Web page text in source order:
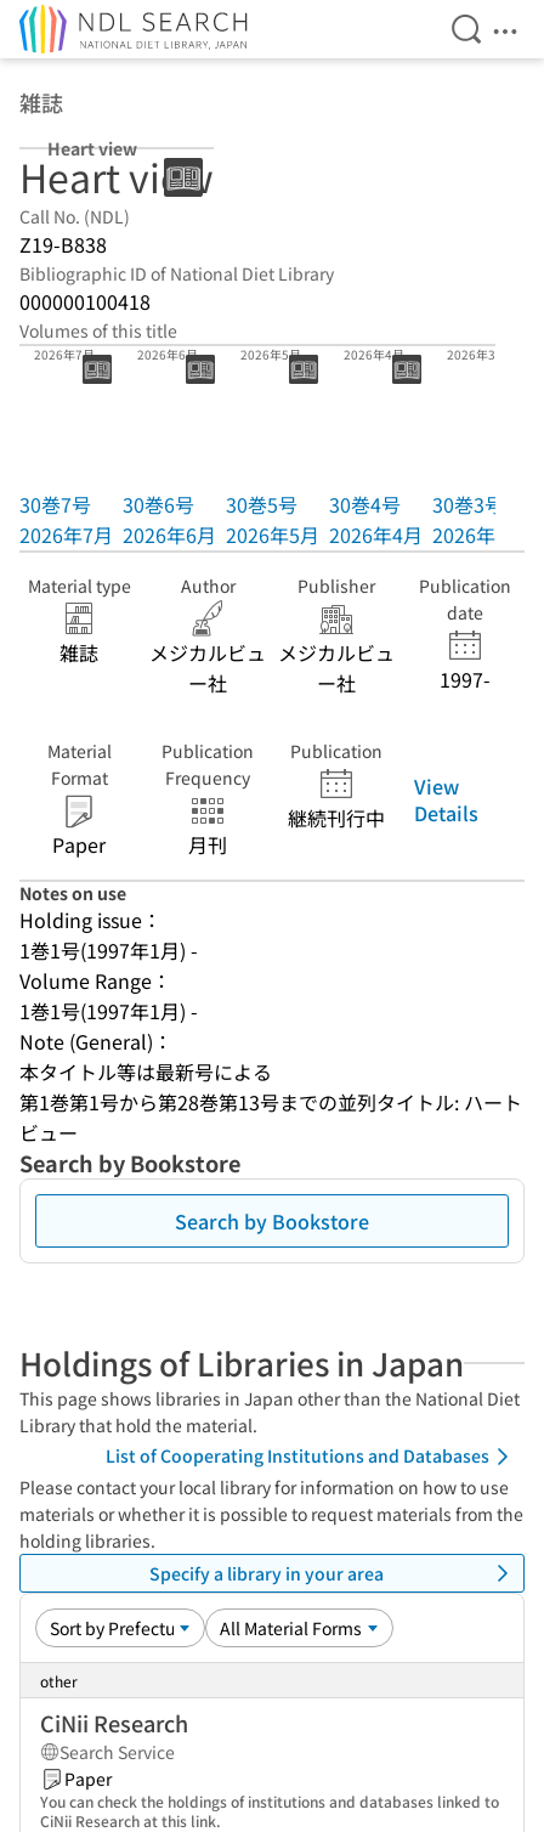
Open
雑誌
Heart view
Heart view
Call No. (NDL)
Z19-B838
Bibliographic ID of National Diet Library
000000100418
Volumes of this title
30巻7号
2026年7月
30巻7号
2026年7月
30巻6号
2026年6月
30巻6号
2026年6月
2026年5月
30巻5号
2026年5月
2026年4月
30巻4号
2026年4月
2026年3月
30巻3号
2026年3月
Material type
雑誌
Author
メジカルビュ
ー社
Publisher
メジカルビュ
ー社
Publication
date
1997-
Material
Format
Paper
Publication
Frequency
月刊
Publication
継続刊行中
View
Details
Notes on use
Holding issue：
1巻1号(1997年1月) -
Volume Range：
1巻1号(1997年1月) -
Note (General)：
本タイトル等は最新号による
第1巻第1号から第28巻第13号までの並列タイトル: ハート
ビュー
Search by Bookstore
Search by Bookstore
Holdings of Libraries in Japan
This page shows libraries in Japan other than the National Diet
Library that hold the material.
List of Cooperating Institutions and Databases
Please contact your local library for information on how to use
materials or whether it is possible to request materials from the
holding libraries.
Specify a library in your area
other
CiNii Research
Search Service
Paper
You can check the holdings of institutions and databases linked to
CiNii Research at this link.